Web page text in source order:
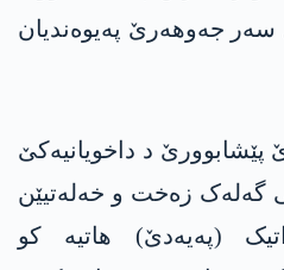
جەوھەرێ پەیوەندیان
پێشابوورێ د داخویانیەکێ
گەلەک زەخت و خەلەتیێن
(پەیەدێ) ھاتیە کو